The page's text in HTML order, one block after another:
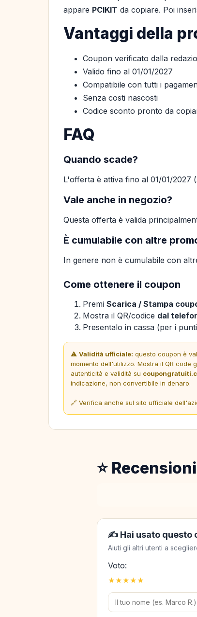
appare PCIKIT da copiare. Poi
Vantaggi della
Coupon verificato dalla
Valido fino al 01/01/2027
Compatibile con tutti i
Senza costi nascosti
Codice sconto pronto da
FAQ
Quando scade?
L'offerta è attiva fino al 01/01/2027
Vale anche in negozio?
Questa offerta è valida
È cumulabile con altre
In genere non è cumulabile con
Come ottenere il coupon
Premi Scarica / Stampa
Mostra il QR/codice dal
Presentalo in cassa (per i
⚠️ Validità ufficiale: questo coupon è
momento dell'utilizzo. Mostra il QR
autenticità e validità su
indicazione, non convertibile in denaro.
🔗 Verifica anche sul sito ufficiale
⭐
✍️ Hai usato questo
Aiuti gli altri utenti a
Voto:
★
★
★
★
★